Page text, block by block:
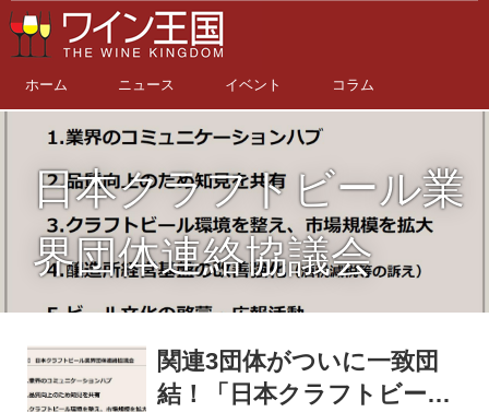
ホーム ニュース イベント コラム
日本クラフトビール業
界団体連絡協議会
関連3団体がついに一致団
結！「日本クラフトビール